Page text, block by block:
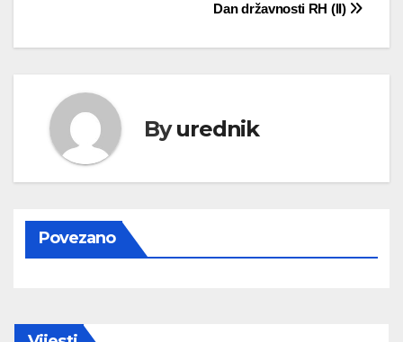
objava
Dan državnosti RH (II)
Byurednik
Povezano